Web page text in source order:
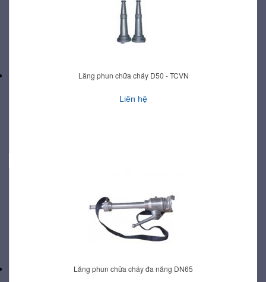
Lăng phun chữa cháy D50 - TCVN
Liên hệ
Lăng phun chữa cháy đa năng DN65